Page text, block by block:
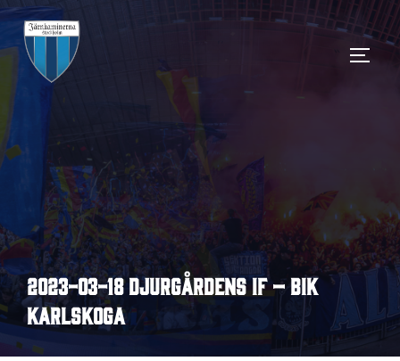
Hoppa
innehåll
2023-03-18 Djurgårdens IF – BIK
Karlskoga